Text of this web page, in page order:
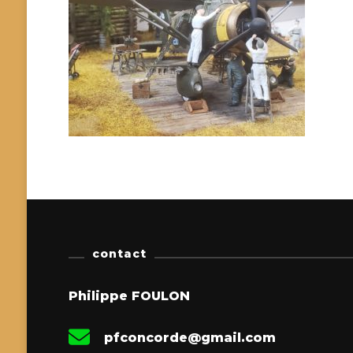
contact
Philippe FOULON
pfconcorde@gmail.com